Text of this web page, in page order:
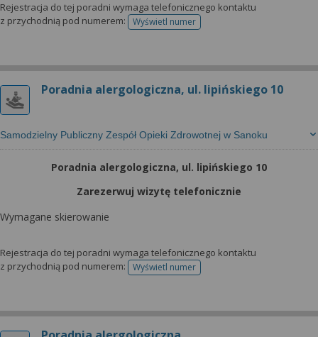
Rejestracja do tej poradni wymaga telefonicznego kontaktu
z przychodnią pod numerem:
Wyświetl numertelefonu do rejestracji
Poradnia alergologiczna, ul. lipińskiego 10
Samodzielny Publiczny Zespół Opieki Zdrowotnej w Sanoku
Poradnia alergologiczna, ul. lipińskiego 10
Zarezerwuj wizytę telefonicznie
Wymagane skierowanie
Rejestracja do tej poradni wymaga telefonicznego kontaktu
z przychodnią pod numerem:
Wyświetl numertelefonu do rejestracji